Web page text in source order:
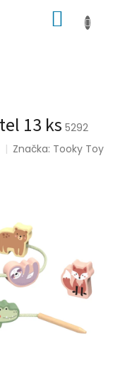
13 ks 5292
Značka: Tooky Toy